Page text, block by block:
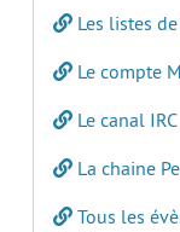
Les listes
Le compte
Le canal IRC
La chaine
Tous les